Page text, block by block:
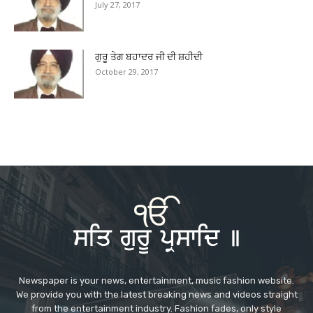
July 27, 2017
ਗੁਰੂ ਤੇਗ ਬਹਾਦਰ ਜੀ ਦੀ ਸ਼ਹੀਦੀ
October 29, 2017
Newspaper is your news, entertainment, music fashion website.
We provide you with the latest breaking news and videos straight
from the entertainment industry. Fashion fades, only style